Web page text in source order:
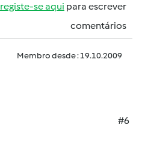
registe-se aqui para escrever
comentários
Membro desde : 19.10.2009
#6